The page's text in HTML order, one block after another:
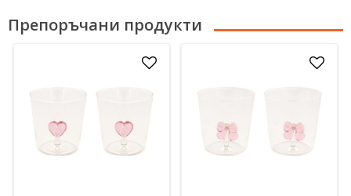
Препоръчани продукти